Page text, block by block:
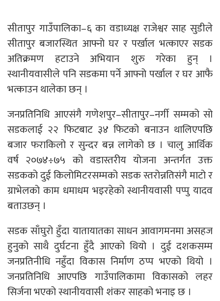
सीतापुर गाउँपालिका–६ का वडाध्यक्ष राजेश्वर साह सुडीले
सीतापुर बजारस्थित आफ्नो घर र पर्खाल भत्काएर सडक
अतिक्रमण हटाउने अभियान शुरु गरेका हुन् ।
स्थानीयवासीले पनि सडकमा पर्ने आफ्नो पर्खाल र घर आफै
भत्काउन थालेका छन् ।
जनप्रतिनिधि आएसंगै गणेशपुर–सीतापुर–नर्गी सम्मको सो
सडकलाई २२ फिटबाट ३४ फिटको बनाउन थालिएपछि
बजार फराकिलो र सुन्दर बन्न लागेको छ । चालु आर्थिक
वर्ष २०७४÷७५ को वडास्तरीय योजना अन्तर्गत उक्त
सडकको दुई किलोमिटरसम्मको सडक स्तरोन्नतिसंगै माटो र
ग्राभेलको काम धमाधम भइरहेको स्थानीयवासी पप्पु यादव
बताउछन् ।
सडक साँघुरो हुँदा यातायातका साधन आवागमनमा असहज
हुनुको साथै दुर्घटना हुँदै आएको थियो । दुई दशकसम्म
जनप्रतिनीधि नहुँदा विकास निर्माण ठप्प भएको थियो ।
जनप्रतिनिधि आएपछि गाउँपालिकामा विकासको लहर
सिर्जना भएको स्थानीयवासी शंकर साहको भनाइ छ ।